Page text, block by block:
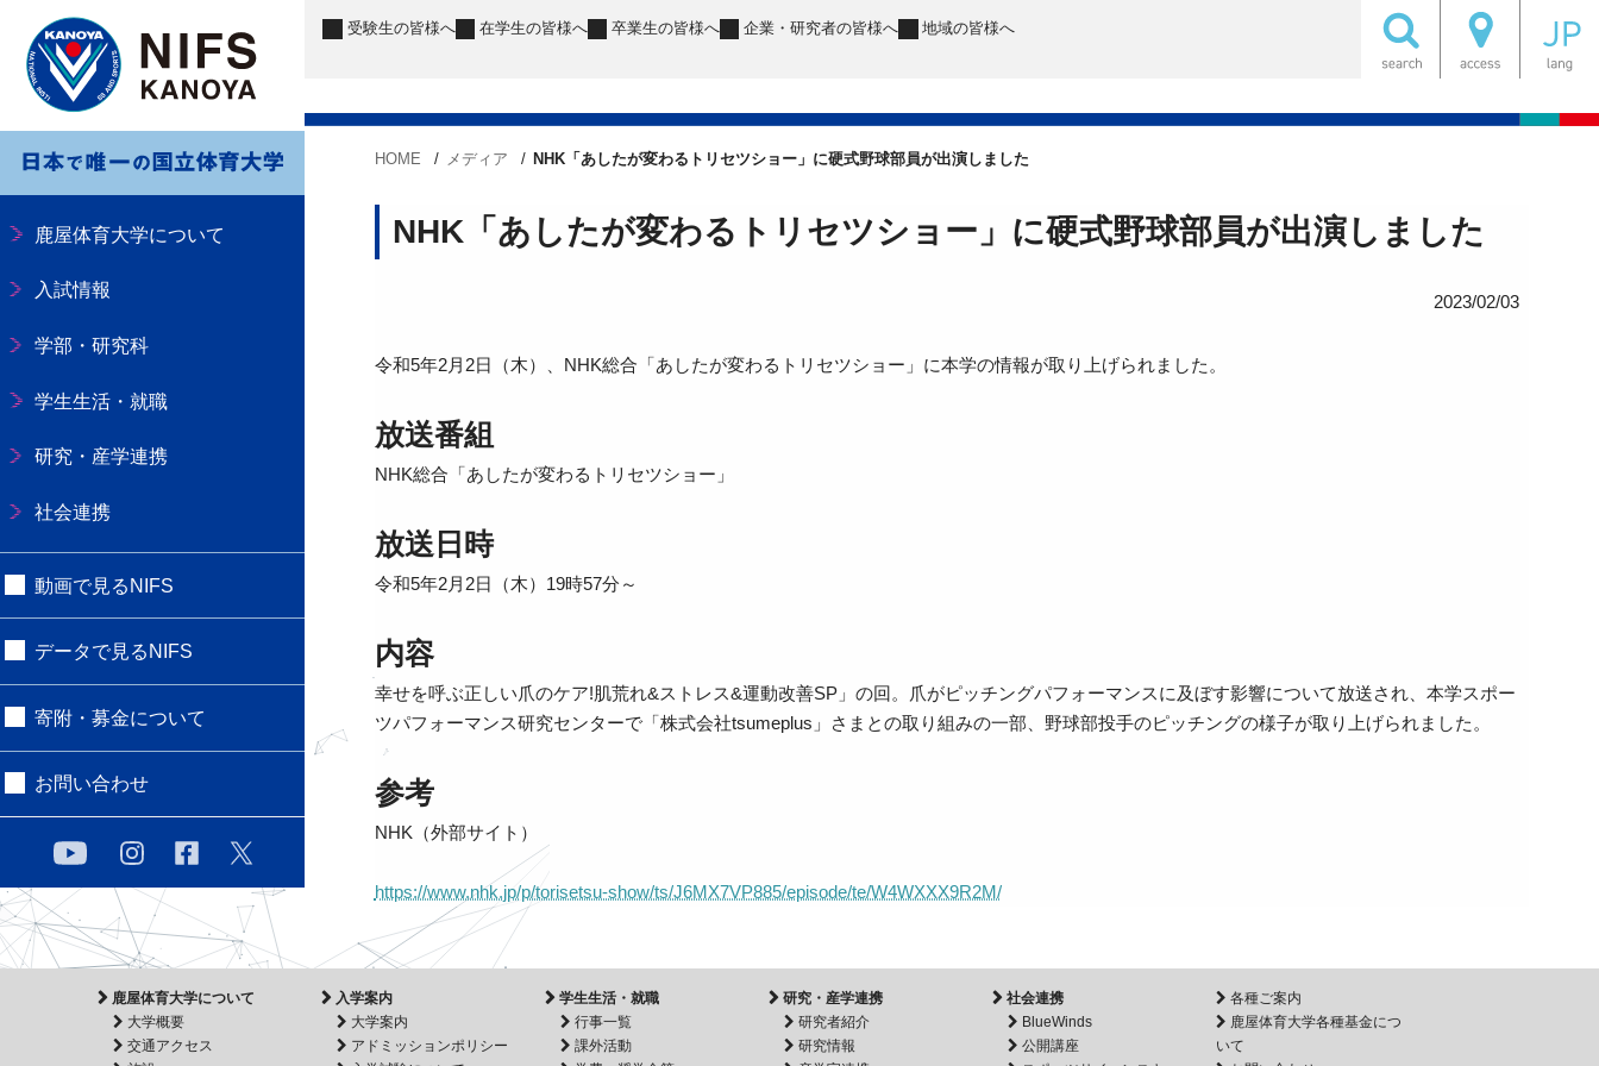
鹿屋体育大学について
入試情報
学部・研究科
学生生活・就職
研究・産学連携
社会連携
動画で見るNIFS
データで見るNIFS
寄附・募金について
お問い合わせ
受験生の皆様へ 在学生の皆様へ 卒業生の皆様へ 企業・研究者の皆様へ 地域の皆様へ
HOME メディア NHK「あしたが変わるトリセツショー」に硬式野球部員が出演しました
NHK「あしたが変わるトリセツショー」に硬式野球部員が出演しました
2023/02/03
令和5年2月2日（木）、NHK総合「あしたが変わるトリセツショー」に本学の情報が取り上げられました。
放送番組
NHK総合「あしたが変わるトリセツショー」
放送日時
令和5年2月2日（木）19時57分～
内容
幸せを呼ぶ正しい爪のケア!肌荒れ&ストレス&運動改善SP」の回。爪がピッチングパフォーマンスに及ぼす影響について放送され、本学スポー
ツパフォーマンス研究センターで「株式会社tsumeplus」さまとの取り組みの一部、野球部投手のピッチングの様子が取り上げられました。
参考
NHK（外部サイト）
https://www.nhk.jp/p/torisetsu-show/ts/J6MX7VP885/episode/te/W4WXXX9R2M/
鹿屋体育大学について
大学概要
交通アクセス
入学案内
大学案内
アドミッションポリシー
学生生活・就職
行事一覧
課外活動
研究・産学連携
研究者紹介
研究情報
社会連携
BlueWinds
公開講座
各種ご案内
鹿屋体育大学各種基金につ
いて